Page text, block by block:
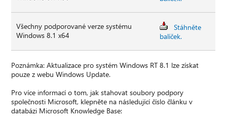
Všechny podporované verze systému
Windows 8.1 x64
Stáhněte
balíček.
Poznámka: Aktualizace pro systém Windows RT 8.1 lze získat
pouze z webu Windows Update.
Pro více informací o tom, jak stahovat soubory podpory
společnosti Microsoft, klepněte na následující číslo článku v
databázi Microsoft Knowledge Base: